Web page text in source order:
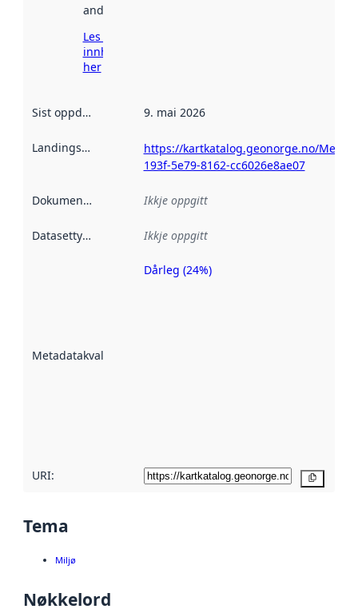
andre stader.
Les meir om
innhenting
her
Sist oppdatert 9. mai 2026
Landingsside
https://kartkatalog.geonorge.no/
193f-5e79-8162-cc6026e8ae07
Dokumentasjon Ikkje oppgitt
Datasettype Ikkje oppgitt
Metadatakvalitet
Metadatakvalitet
Dårleg (24%)
URI:
Tema
Miljø
Nøkkelord